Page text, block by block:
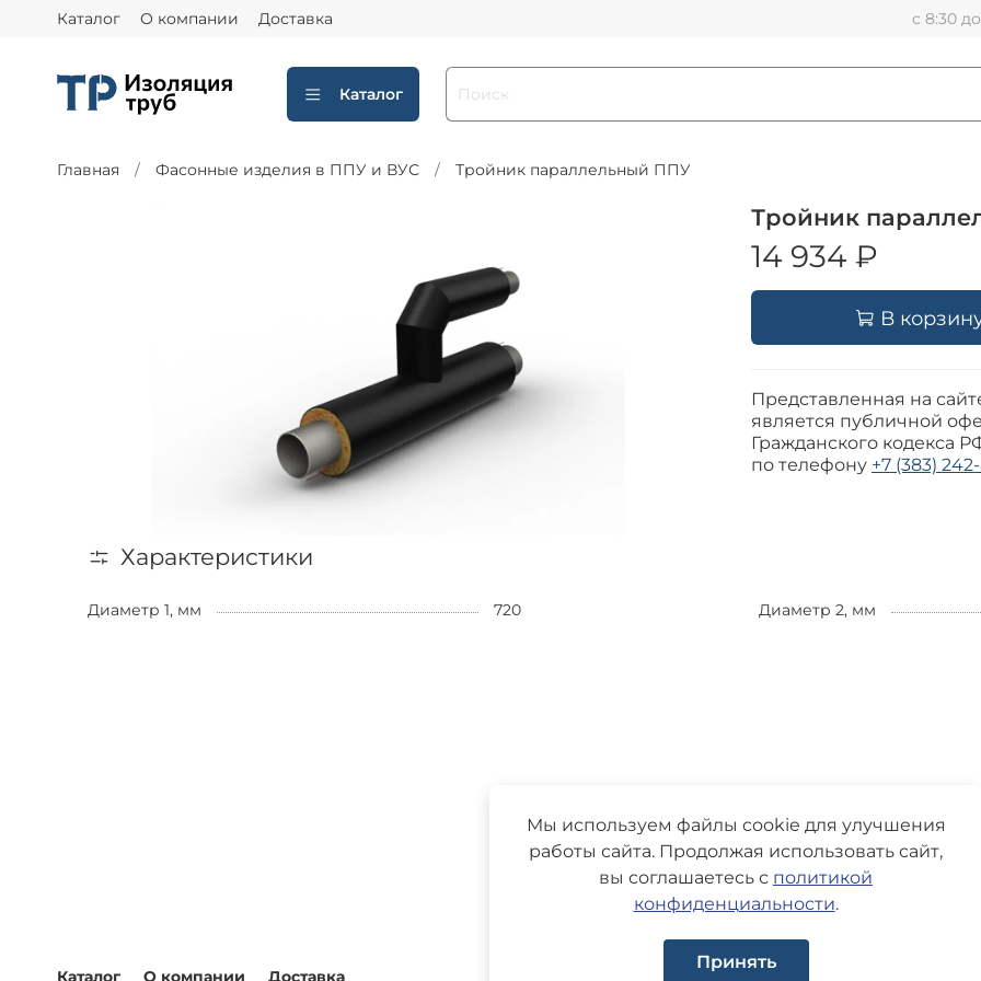
Каталог О компании Доставка с 8:30
Каталог
Главная Фасонные изделия в ППУ и ВУС Тройник параллельный ППУ
Тройник
14 934 ₽
В
Представленная на
является публичной
Гражданского кодекса
по телефону +7 (383)
Характеристики
Диаметр 1, мм 720 Диаметр 2, мм
Каталог О компании Доставка
Мы используем файлы cookie для улучшения
работы сайта. Продолжая использовать сайт,
вы соглашаетесь с политикой
конфиденциальности.
Принять